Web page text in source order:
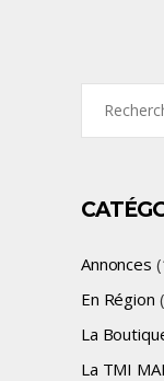
Annonces
En Région
La
La TMI